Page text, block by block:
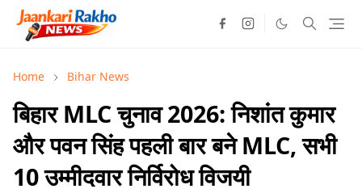
Home Bihar News
बिहार MLC चुनाव 2026: निशांत कुमार
और पवन सिंह पहली बार बने MLC, सभी
10 उम्मीदवार निर्विरोध विजयी